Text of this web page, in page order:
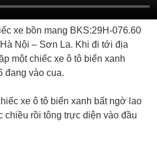
xe bồn mang BKS:29H-076.60
Nội – Sơn La. Khi đi tới địa
một chiếc xe ô tô biển xanh
đang vào cua.
xe ô tô biển xanh bất ngờ lao
rồi tông trực diện vào đầu